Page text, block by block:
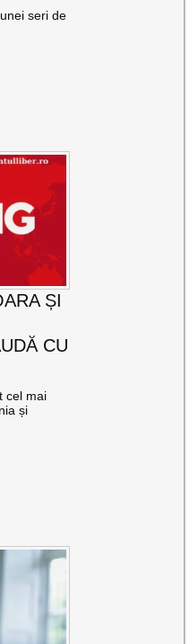
seri de
ȘI
CU
cel mai
și